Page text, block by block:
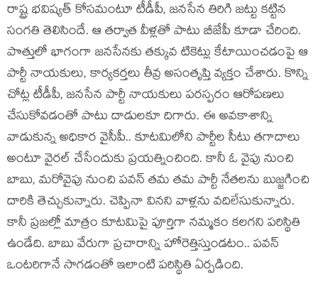
రాష్ట్ర భ‌విష్య‌త్ కోస‌మంటూ టీడీపీ, జ‌న‌సేన తిరిగి జ‌ట్టు క‌ట్టిన
సంగ‌తి తెలిసిందే. ఆ త‌ర్వాత వీళ్ల‌తో పాటు బీజేపీ కూడా చేరింది.
పొత్తులో భాగంగా జ‌న‌సేన‌కు త‌క్కువ టికెట్లు కేటాయించ‌డంపై ఆ
పార్టీ నాయ‌కులు, కార్య‌క‌ర్త‌లు తీవ్ర అసంతృప్తి వ్య‌క్తం చేశారు. కొన్ని
చోట్ల టీడీపీ, జ‌న‌సేన పార్టీ నాయ‌కులు ప‌రస్ప‌రం ఆరోప‌ణ‌లు
చేసుకోవ‌డంతో పాటు దాడుల‌కూ దిగారు. ఈ అవ‌కాశాన్ని
వాడుకున్న అధికార వైసీపీ.. కూట‌మిలోని పార్టీల సీటు త‌గాదాలు
అంటూ వైర‌ల్ చేసేందుకు ప్ర‌య‌త్నించింది. కానీ ఓ వైపు నుంచి
బాబు, మ‌రోవైపు నుంచి ప‌వ‌న్ త‌మ త‌మ పార్టీ నేత‌ల‌ను బుజ్జ‌గించి
దారికి తెచ్చుకున్నారు. చెప్పినా విన‌ని వాళ్ల‌ను వ‌దిలేసుకున్నారు.
కానీ ప్ర‌జ‌ల్లో మాత్రం కూట‌మిపై పూర్తిగా న‌మ్మ‌కం క‌ల‌గ‌ని ప‌రిస్థితి
ఉండేది. బాబు వేరుగా ప్ర‌చారాన్ని హోరెత్తిస్తుండ‌టం.. ప‌వ‌న్
ఒంట‌రిగానే సాగ‌డంతో ఇలాంటి ప‌రిస్థితి ఏర్ప‌డింది.